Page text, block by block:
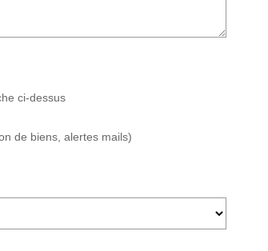
ci-dessus
de biens, alertes mails)